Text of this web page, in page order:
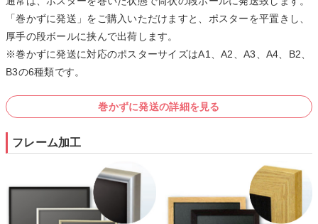
「巻かずに発送」をご購入いただけますと、ポスターを平置きし、
厚手の段ボールに挟んで出荷します。
※巻かずに発送に対応のポスターサイズはA1、A2、A3、A4、B2、
B3の6種類です。
巻かずに発送の詳細を見る
フレーム加工